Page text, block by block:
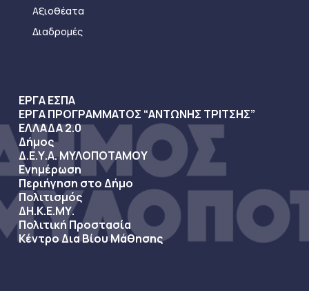
Αξιοθέατα
Διαδρομές
ΕΡΓΑ ΕΣΠΑ
ΕΡΓΑ ΠΡΟΓΡΑΜΜΑΤΟΣ “ΑΝΤΩΝΗΣ ΤΡΙΤΣΗΣ”
ΕΛΛΑΔΑ 2.0
Δήμος
Δ.Ε.Υ.Α. ΜΥΛΟΠΟΤΑΜΟΥ
Ενημέρωση
Περιήγηση στο Δήμο
Πολιτισμός
ΔΗ.Κ.Ε.ΜΥ.
Πολιτική Προστασία
Κέντρο Δια Βίου Μάθησης